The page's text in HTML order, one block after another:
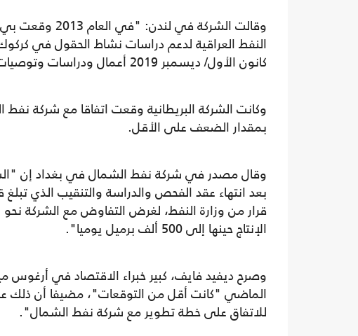
وقالت الشركة
النفط العراقية لدعم دراسات نشاط الحقول في
كانون الأول/ ديسمبر 2019 أعمال ودراسات وتوصيات الحقل".
بمقدار الضعف على الأقل.
وقال مصدر في شركة نفط الشمال في بغداد إن
قرار من وزارة النفط، لغرض التفاوض مع الشركة
الإنتاج حينها إلى 500 ألف برميل يوميا".
وصرح ديفيد فايف، كبير خبراء الاقتصاد في أرغوس
الماضي "كانت أقل من التوقعات"، مضيفا أن ذلك
للاتفاق على خطة تطوير مع شركة نفط الشمال".